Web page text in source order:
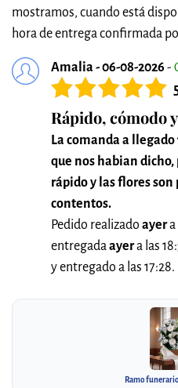
mostramos, cuando está
hora de entrega confirmada
Amalia - 06-08-2026 -
Rápido, cómodo
La comanda a
que nos habian
rápido y las flores
contentos.
Pedido realizado ayera
entregadaayera las
y entregado a las 17:28.
Ramo